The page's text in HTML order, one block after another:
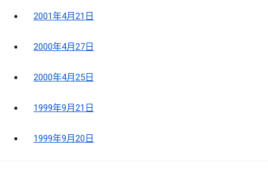
2001年4月21日
2000年4月27日
2000年4月25日
1999年9月21日
1999年9月20日